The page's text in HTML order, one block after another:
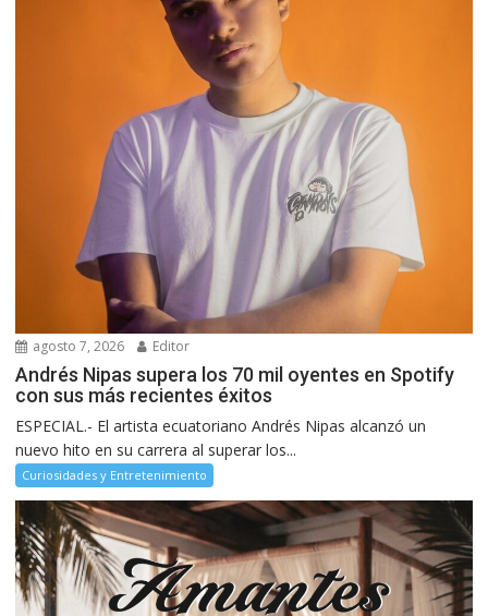
agosto 7, 2026 Editor
Andrés Nipas supera los 70 mil oyentes en Spotify
con sus más recientes éxitos
ESPECIAL.- El artista ecuatoriano Andrés Nipas alcanzó un
nuevo hito en su carrera al superar los...
Curiosidades y Entretenimiento